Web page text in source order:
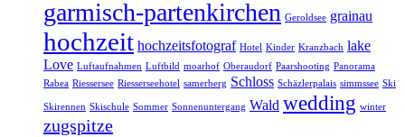
garmisch-partenkirchen Geroldsee grainau
hochzeit hochzeitsfotograf Hotel Kinder Kranzbach lake
Love Luftaufnahmen Luftbild moarhof Oberaudorf Paarshooting Panorama
Rabea Riessersee Riesserseehotel samerberg Schloss Schäzlerpalais simmssee Ski
Skirennen Skischule Sommer Sonnenuntergang Wald wedding winter
zugspitze